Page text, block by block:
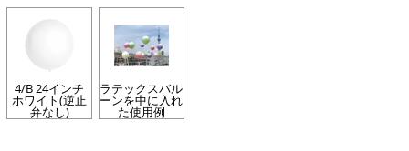
4/B 24インチ
ホワイト(逆止
弁なし)
ラテックスバル
ーンを中に入れ
た使用例